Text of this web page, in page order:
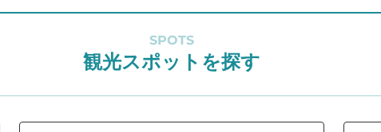
SPOTS
観光スポットを探す